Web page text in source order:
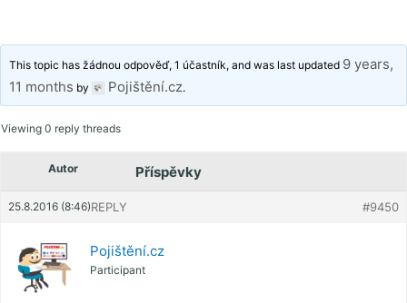
This topic has žádnou odpověď, 1 účastník, and was last updated 9 years,
11 months by Pojištění.cz.
Viewing 0 reply threads
Autor Příspěvky
25.8.2016 (8:46) #9450
REPLY
Pojištění.cz
Participant